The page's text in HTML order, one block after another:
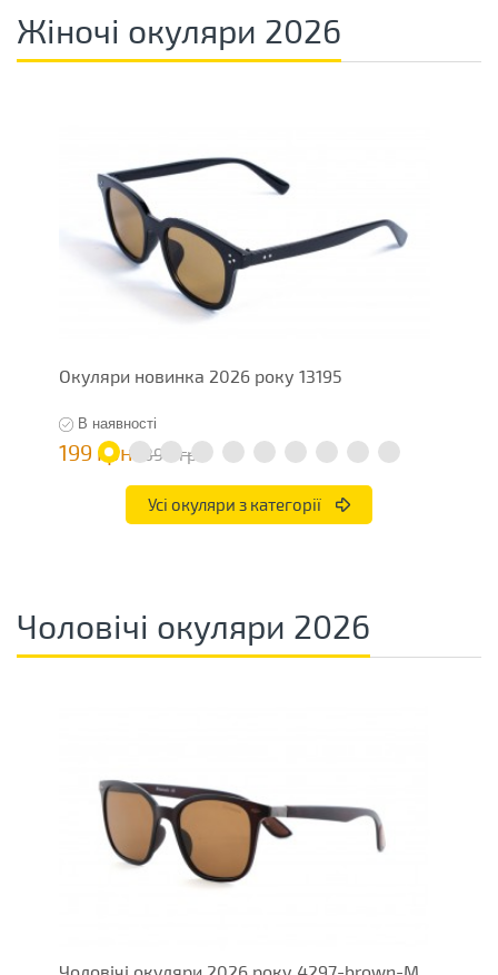
Жіночі окуляри 2026
Окуляри новинка 2026 року 13195
В наявності
199 грн 398 грн
Усі окуляри з категорії
Чоловічі окуляри 2026